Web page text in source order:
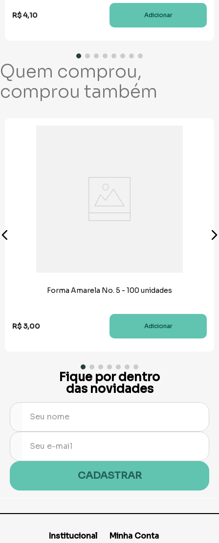
R$4,10 Adicionar
Quem comprou,
comprou também
Forma Amarela No. 5 - 100 unidades
R$ 3,00 Adicionar
Fique por dentro
das novidades
CADASTRAR
Institucional Minha Conta